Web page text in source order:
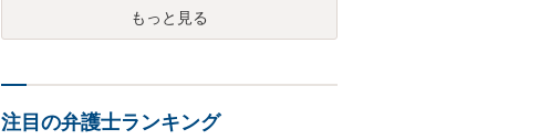
もっと見る
注目の弁護士ランキング